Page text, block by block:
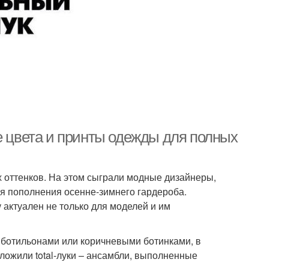
и принты одежды для полных
На этом сыграли модные дизайнеры,
осенне-зимнего гардероба.
не только для моделей и им
или коричневыми ботинками, в
total-луки – ансамбли, выполненные